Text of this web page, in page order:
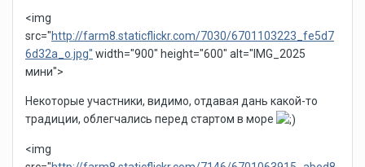
<img
src="http://farm8.staticflickr.com/7030/6701103223_fe5d7
6d32a_o.jpg" width="900" height="600" alt="IMG_2025
мини">
Некоторые участники, видимо, отдавая дань какой-то
традиции, облегчались перед стартом в море
<img